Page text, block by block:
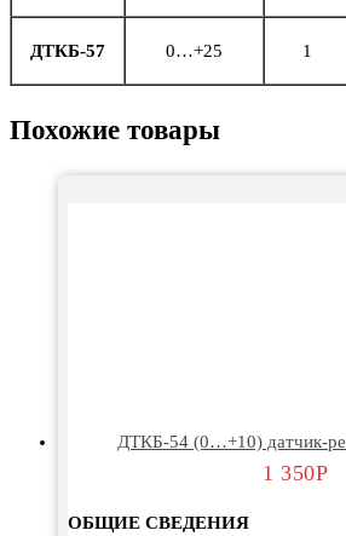
ДТКБ-57 0…+25 1
Похожие товары
ДТКБ-54 (0…+10) датчик-
1 350Р
ОБЩИЕ СВЕДЕНИЯ